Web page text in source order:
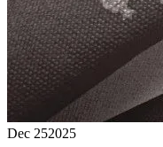
Dec 252025